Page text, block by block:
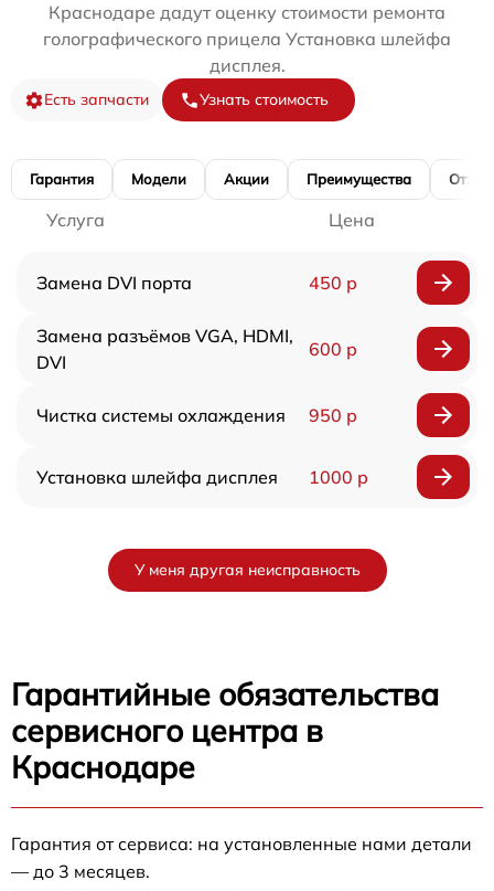
Краснодаре дадут оценку стоимости ремонта
голографического прицела Установка шлейфа
дисплея.
Есть запчасти Узнать стоимость
Гарантия Модели Акции Преимущества
Услуга Цена
Замена DVI порта 450 р
Замена разъёмов VGA, HDMI,
DVI
600 р
Чистка системы охлаждения 950 р
Установка шлейфа дисплея 1000 р
У меня другая неисправность
Гарантийные обязательства
сервисного центра в
Краснодаре
Гарантия от сервиса: на установленные нами детали
— до 3 месяцев.